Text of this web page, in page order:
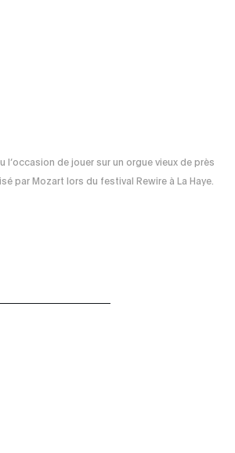
l’occasion de jouer sur un orgue vieux de près
par Mozart lors du festival Rewire à La Haye.